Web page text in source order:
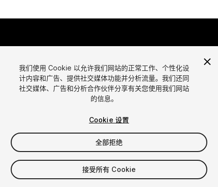
语言
日本語
通过Unity出售资源
出售资源
资源上传指南
发布商登录
常见问题
我们使用 Cookie 以允许我们网站的正常工作、个性化设
计内容和广告、提供社交媒体功能并分析流量。我们还同
社交媒体、广告和分析合作伙伴分享有关您使用我们网站
的信息。
Cookie 设置
全部拒绝
接受所有 Cookie